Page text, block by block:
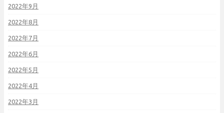
2022年9月
2022年8月
2022年7月
2022年6月
2022年5月
2022年4月
2022年3月